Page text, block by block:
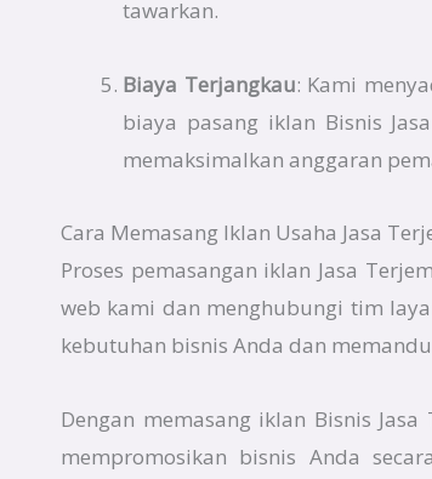
tawarkan.
Biaya Terjangkau: Kami
biaya pasang iklan Bisnis
memaksimalkan anggaran
Cara Memasang Iklan Usaha Jasa
Proses pemasangan iklan Jasa
web kami dan menghubungi tim
kebutuhan bisnis Anda dan
Dengan memasang iklan Bisnis
mempromosikan bisnis Anda